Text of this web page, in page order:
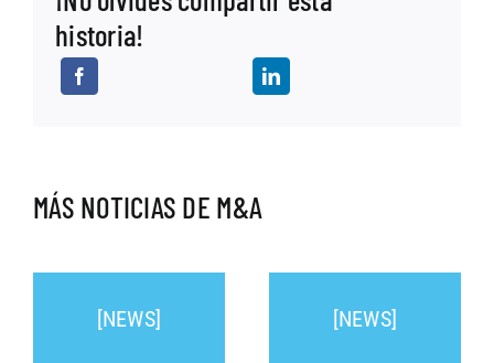
historia!
MÁS NOTICIAS DE M&A
[NEWS] [NEWS]